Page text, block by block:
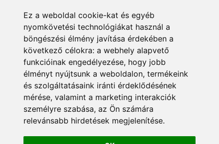
Ez a weboldal cookie-kat és egyéb
nyomkövetési technológiákat használ a
böngészési élmény javítása érdekében a
következő célokra: a webhely alapvető
funkcióinak engedélyezése, hogy jobb
élményt nyújtsunk a weboldalon, termékeink
és szolgáltatásaink iránti érdeklődésének
mérése, valamint a marketing interakciók
személyre szabása, az Ön számára
relevánsabb hirdetések megjelenítése.